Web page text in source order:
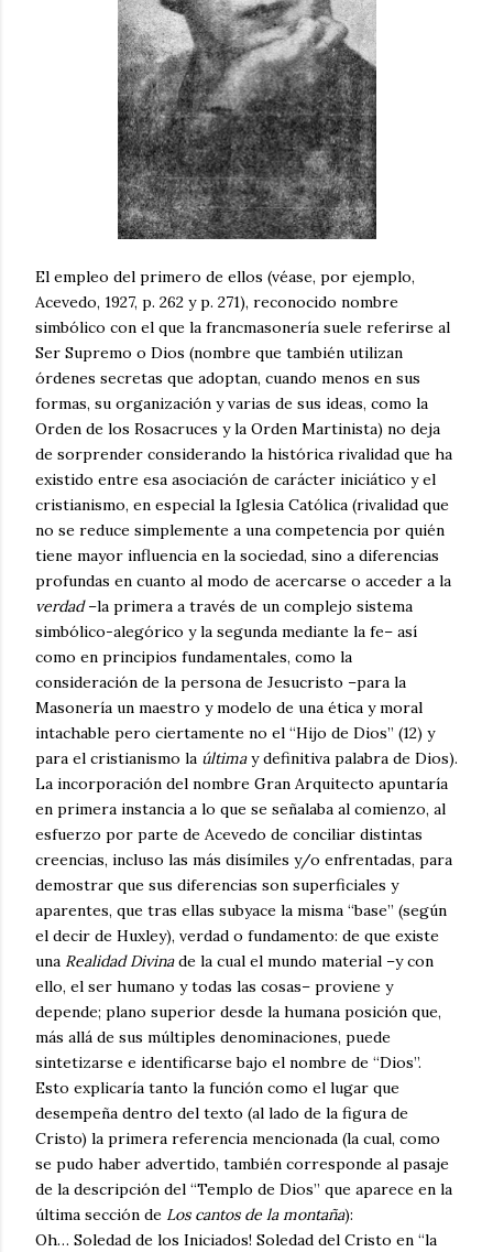
El empleo del primero de ellos (véase, por ejemplo,
Acevedo, 1927, p. 262 y p. 271), reconocido nombre
simbólico con el que la francmasonería suele referirse al
Ser Supremo o Dios (nombre que también utilizan
órdenes secretas que adoptan, cuando menos en sus
formas, su organización y varias de sus ideas, como la
Orden de los Rosacruces y la Orden Martinista) no deja
de sorprender considerando la histórica rivalidad que ha
existido entre esa asociación de carácter iniciático y el
cristianismo, en especial la Iglesia Católica (rivalidad que
no se reduce simplemente a una competencia por quién
tiene mayor influencia en la sociedad, sino a diferencias
profundas en cuanto al modo de acercarse o acceder a la
verdad–la primera a través de un complejo sistema
simbólico-alegórico y la segunda mediante la fe– así
como en principios fundamentales, como la
consideración de la persona de Jesucristo –para la
Masonería un maestro y modelo de una ética y moral
intachable pero ciertamente no el “Hijo de Dios” (12) y
para el cristianismo la últimay definitiva palabra de Dios).
La incorporación del nombre Gran Arquitecto apuntaría
en primera instancia a lo que se señalaba al comienzo, al
esfuerzo por parte de Acevedo de conciliar distintas
creencias, incluso las más disímiles y/o enfrentadas, para
demostrar que sus diferencias son superficiales y
aparentes, que tras ellas subyace la misma “base” (según
el decir de Huxley), verdad o fundamento: de que existe
una Realidad Divinade la cual el mundo material –y con
ello, el ser humano y todas las cosas– proviene y
depende; plano superior desde la humana posición que,
más allá de sus múltiples denominaciones, puede
sintetizarse e identificarse bajo el nombre de “Dios”.
Esto explicaría tanto la función como el lugar que
desempeña dentro del texto (al lado de la figura de
Cristo) la primera referencia mencionada (la cual, como
se pudo haber advertido, también corresponde al pasaje
de la descripción del “Templo de Dios” que aparece en la
última sección de Los cantos de la montaña):
Oh… Soledad de los Iniciados! Soledad del Cristo en “la